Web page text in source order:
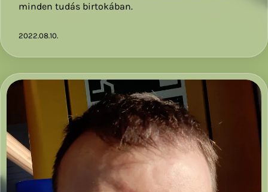
minden tudás birtokában.
2022.08.10.